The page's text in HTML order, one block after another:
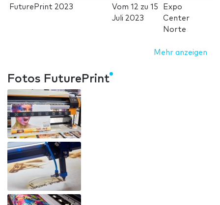
FuturePrint 2023 Vom12 zu15
Juli 2023
Expo
Center
Norte
Mehr anzeigen
Fotos FuturePrint